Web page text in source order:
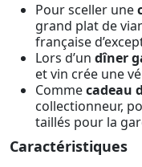
Pour sceller une
grand plat de
française
Lors d’un dîner
et vin crée une
Commecadeau
collectionneur,
taillés pour la
Caractéristiques